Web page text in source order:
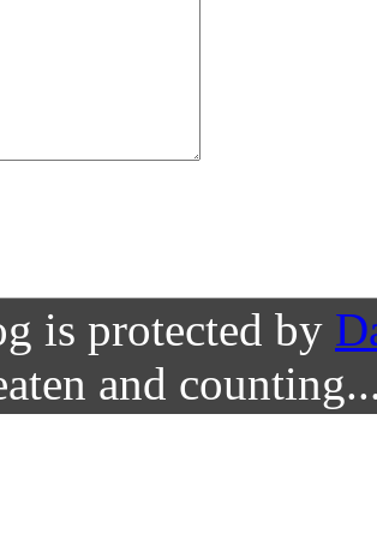
is protected by
and